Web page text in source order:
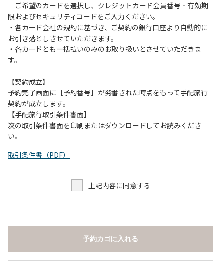
【注意事項】
当キャンプ場のそばを流れる歴舟川は、上流で雨が降ると短
時間で増水し、川原で遊んでいると大変危険な状態になりや
すく、過去にも増水により人が流される事故が数件起きてい
（１）川原にテントやタープを張らない。
（２）雨が降ったときは川原で遊ばない。
（３）カムイコタン公園キャンプ場で雨が降らなくても、上
流で雨が降り急に増水することがあるので、水の濁りに注意
し、濁り始めたときには直ちに川原での遊びを中止する。
（４）キャンプ場の管理者や地元住民から川についての注意
ご希望のカードを選択し、クレジットカード会員番号・有効期
限およびセキュリティコードをご入力ください。
・各カード会社の規約に基づき、ご契約の銀行口座より自動的に
お引き落としさせていただきます。
・各カードとも一括払いのみのお取り扱いとさせていただきま
す。
【契約成立】
予約完了画面に［予約番号］が発番された時点をもって手配旅行
契約が成立します。
【手配旅行取引条件書面】
次の取引条件書面を印刷またはダウンロードしてお読みくださ
い。
取引条件書（PDF）
上記内容に同意する
予約カゴに入れる